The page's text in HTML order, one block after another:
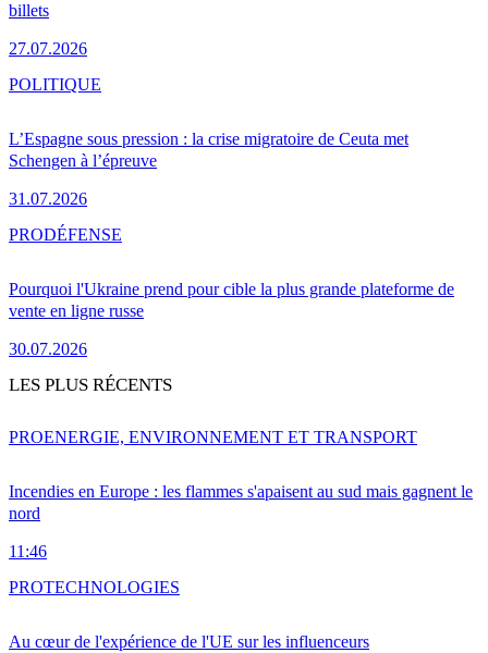
billets
27.07.2026
L’Espagne sous pression : la crise migratoire de Ceuta met
Schengen à l’épreuve
31.07.2026
POLITIQUE
Pourquoi l'Ukraine prend pour cible la plus grande plateforme de
vente en ligne russe
30.07.2026
PRODÉFENSE
LES PLUS RÉCENTS
Incendies en Europe : les flammes s'apaisent au sud mais gagnent le
nord
11:46
PROENERGIE, ENVIRONNEMENT ET TRANSPORT
Au cœur de l'expérience de l'UE sur les influenceurs
PROTECHNOLOGIES